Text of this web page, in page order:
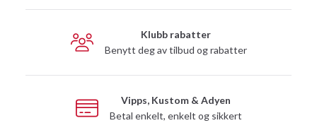
Klubb rabatter
Benytt deg av tilbud og rabatter
Vipps, Kustom & Adyen
Betal enkelt, enkelt og sikkert